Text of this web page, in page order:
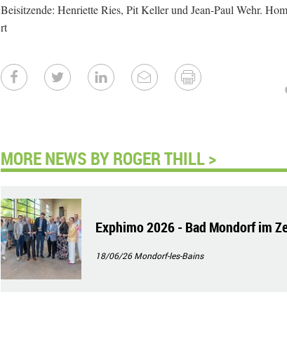
Beisitzende: Henriette Ries, Pit Keller und Jean-Paul Wehr.
rt
MORE NEWS BY ROGER THILL >
Exphimo 2026 - Bad Mondorf im
18/06/26Mondorf-les-Bains